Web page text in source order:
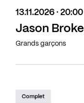
13.11.2026 · 20:00
Jason
Grands garçons
Complet